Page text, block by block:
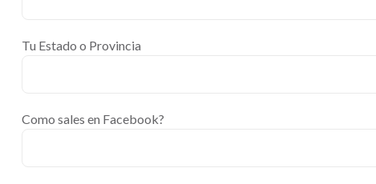
Tu Estado o Provincia
Como sales en Facebook?